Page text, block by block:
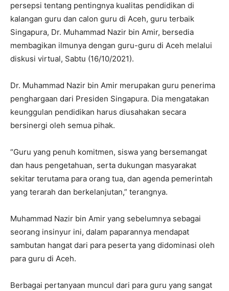
persepsi tentang pentingnya kualitas pendidikan di
kalangan guru dan calon guru di Aceh, guru terbaik
Singapura, Dr. Muhammad Nazir bin Amir, bersedia
membagikan ilmunya dengan guru-guru di Aceh melalui
diskusi virtual, Sabtu (16/10/2021).
Dr. Muhammad Nazir bin Amir merupakan guru penerima
penghargaan dari Presiden Singapura. Dia mengatakan
keunggulan pendidikan harus diusahakan secara
bersinergi oleh semua pihak.
“Guru yang penuh komitmen, siswa yang bersemangat
dan haus pengetahuan, serta dukungan masyarakat
sekitar terutama para orang tua, dan agenda pemerintah
yang terarah dan berkelanjutan,” terangnya.
Muhammad Nazir bin Amir yang sebelumnya sebagai
seorang insinyur ini, dalam paparannya mendapat
sambutan hangat dari para peserta yang didominasi oleh
para guru di Aceh.
Berbagai pertanyaan muncul dari para guru yang sangat